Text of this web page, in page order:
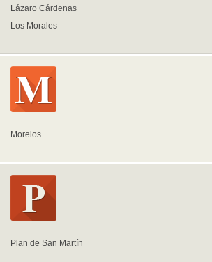
Lázaro Cárdenas
Los Morales
Morelos
Plan de San Martín